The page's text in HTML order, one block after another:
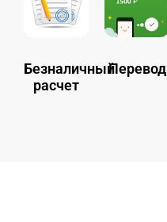
Безналичный
расчет
Перевод